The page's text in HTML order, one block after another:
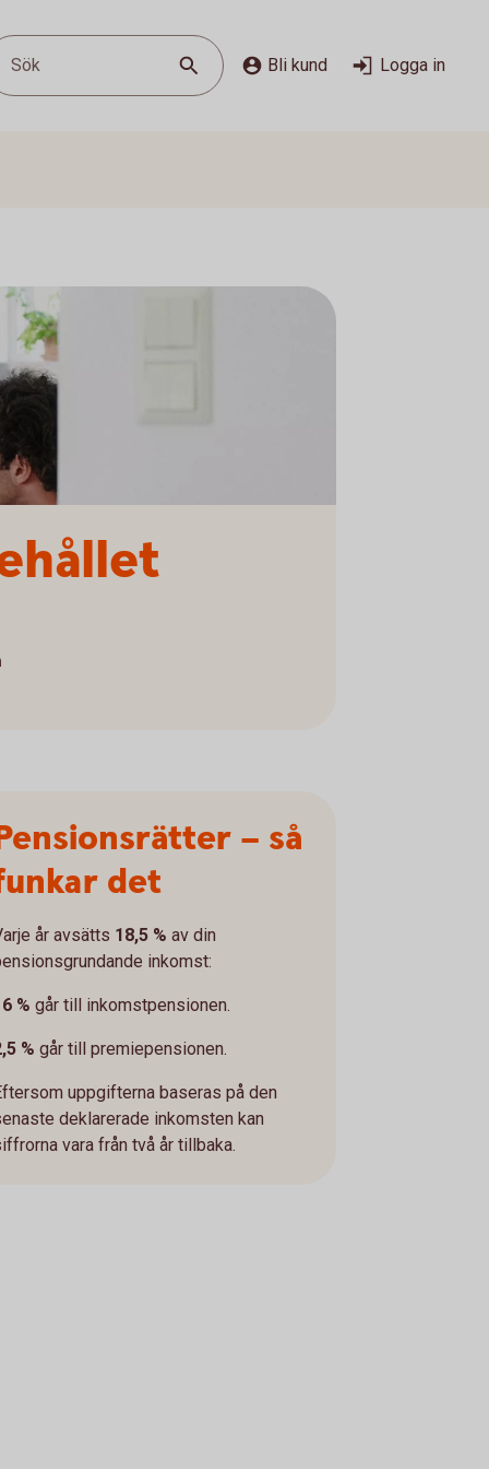
Sök Bli kund Logga in
– så
det
år avsätts 18,5 % av din
inkomst:
% går till inkomstpensionen.
% går till premiepensionen.
uppgifterna baseras på den
deklarerade inkomsten kan
vara från två år tillbaka.